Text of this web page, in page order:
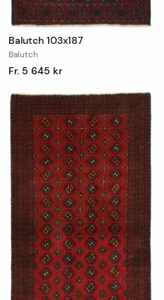
Balutch 103x187
Balutch
Fr. 5 645 kr